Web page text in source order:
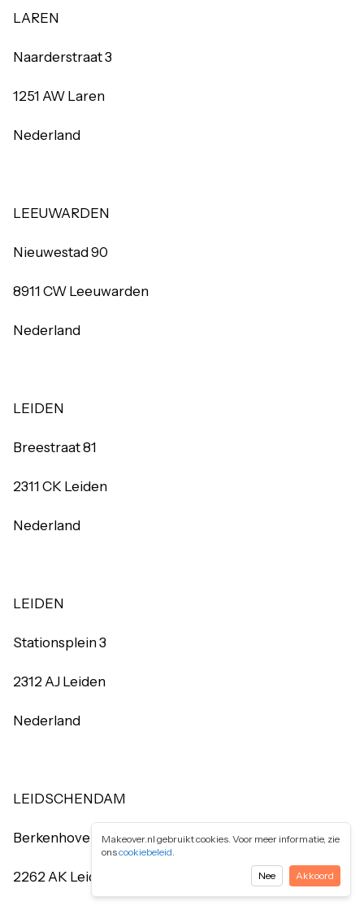
LAREN
Naarderstraat 3
1251 AW Laren
Nederland
LEEUWARDEN
Nieuwestad 90
8911 CW Leeuwarden
Nederland
LEIDEN
Breestraat 81
2311 CK Leiden
Nederland
LEIDEN
Stationsplein 3
2312 AJ Leiden
Nederland
LEIDSCHENDAM
Berkenhove 12
2262 AK Leidschendam
Makeover.nl gebruikt cookies. Voor meer informatie, zie
onscookiebeleid.
Nee
Akkoord